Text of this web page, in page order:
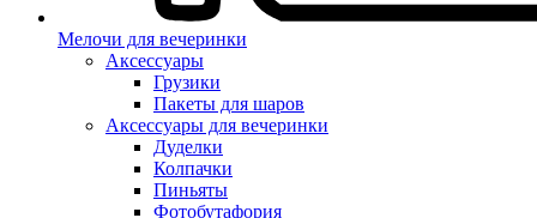
Мелочи для вечеринки
Аксессуары
Грузики
Пакеты для шаров
Аксессуары для вечеринки
Дуделки
Колпачки
Пиньяты
Фотобутафория